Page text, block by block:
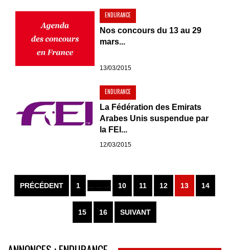
ENDURANCE
Nos concours du 13 au 29
mars...
13/03/2015
ENDURANCE
La Fédération des Emirats
Arabes Unis suspendue par
la FEI...
12/03/2015
PRÉCÉDENT 1 ... ... ... 10 11 12 13 14
15 16 SUIVANT